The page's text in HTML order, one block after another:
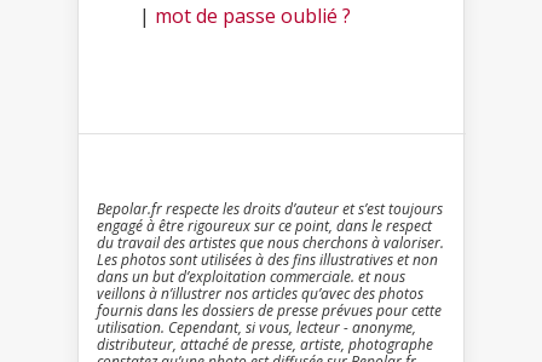
| mot de passe oublié ?
Bepolar.fr respecte les droits d’auteur et s’est toujours
engagé à être rigoureux sur ce point, dans le respect
du travail des artistes que nous cherchons à valoriser.
Les photos sont utilisées à des fins illustratives et non
dans un but d’exploitation commerciale. et nous
veillons à n’illustrer nos articles qu’avec des photos
fournis dans les dossiers de presse prévues pour cette
utilisation. Cependant, si vous, lecteur - anonyme,
distributeur, attaché de presse, artiste, photographe